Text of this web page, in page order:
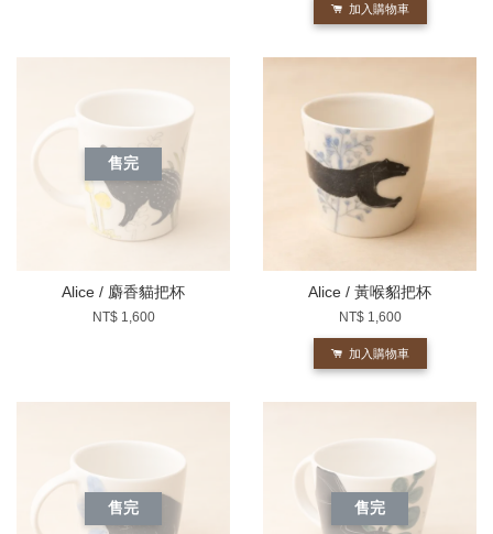
加入購物車
售完
Alice / 麝香貓把杯
NT$ 1,600
Alice / 黃喉貂把杯
NT$ 1,600
加入購物車
售完 售完